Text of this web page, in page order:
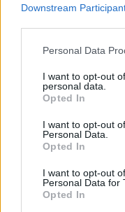
Downstream
Personal Data
I want to opt-out
personal data.
Opted In
I want to opt-out
Personal Data.
Opted In
I want to opt-out
Personal Data for
Opted In
испытывают
автоматическим
проблемы и
связано изменение
терпения.
Ваша команда
Из-за проблем со